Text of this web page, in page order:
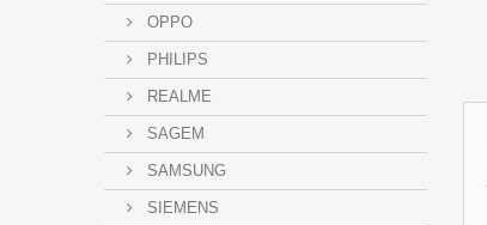
OPPO
PHILIPS
REALME
SAGEM
SAMSUNG
SIEMENS